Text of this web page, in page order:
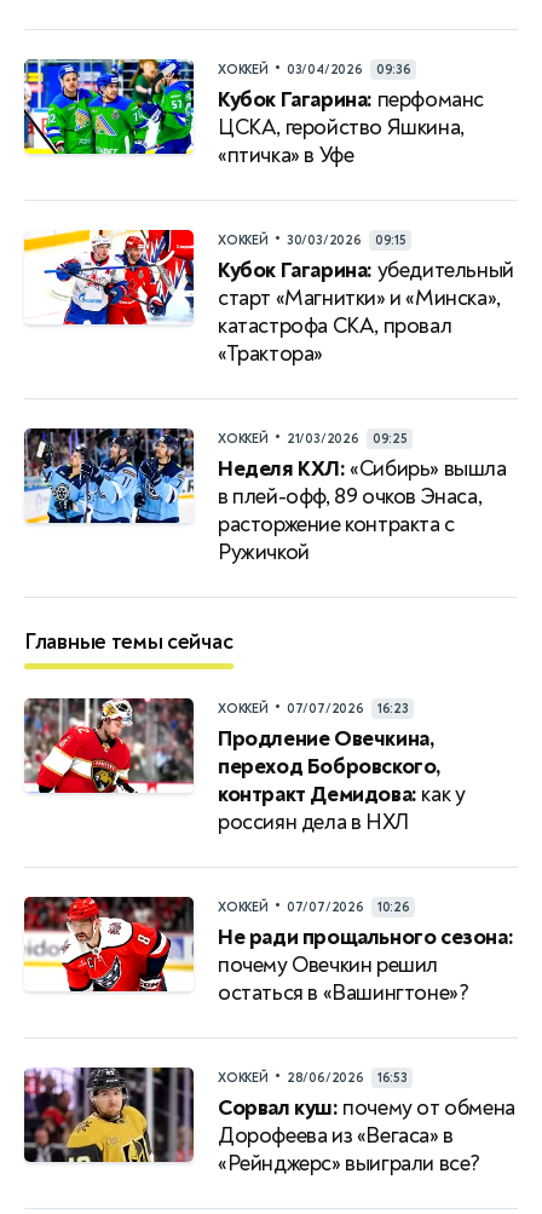
ХОККЕЙ • 03/04/2026 09:36
Кубок Гагарина: перфоманс
ЦСКА, геройство Яшкина,
«птичка» в Уфе
ХОККЕЙ • 30/03/2026 09:15
Кубок Гагарина: убедительный
старт «Магнитки» и «Минска»,
катастрофа СКА, провал
«Трактора»
ХОККЕЙ • 21/03/2026 09:25
Неделя КХЛ:«Сибирь» вышла
в плей-офф, 89 очков Энаса,
расторжение контракта с
Ружичкой
Главные темы сейчас
ХОККЕЙ • 07/07/2026 16:23
Продление Овечкина,
переход Бобровского,
контракт Демидова: как у
россиян дела в НХЛ
ХОККЕЙ • 07/07/2026 10:26
Не ради прощального сезона:
почему Овечкин решил
остаться в «Вашингтоне»?
ХОККЕЙ • 28/06/2026 16:53
Сорвал куш: почему от обмена
Дорофеева из «Вегаса» в
«Рейнджерс» выиграли все?